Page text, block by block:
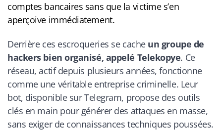
comptes bancaires sans que la victime s’en
aperçoive immédiatement.
Derrière ces escroqueries se cache un groupe de
hackers bien organisé, appelé Telekopye. Ce
réseau, actif depuis plusieurs années, fonctionne
comme une véritable entreprise criminelle. Leur
bot, disponible sur Telegram, propose des outils
clés en main pour générer des attaques en masse,
sans exiger de connaissances techniques poussées.